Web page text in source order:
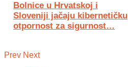
Bolnice u Hrvatskoj i
Sloveniji jačaju kibernetičku
otpornost za sigurnost…
Prev Next